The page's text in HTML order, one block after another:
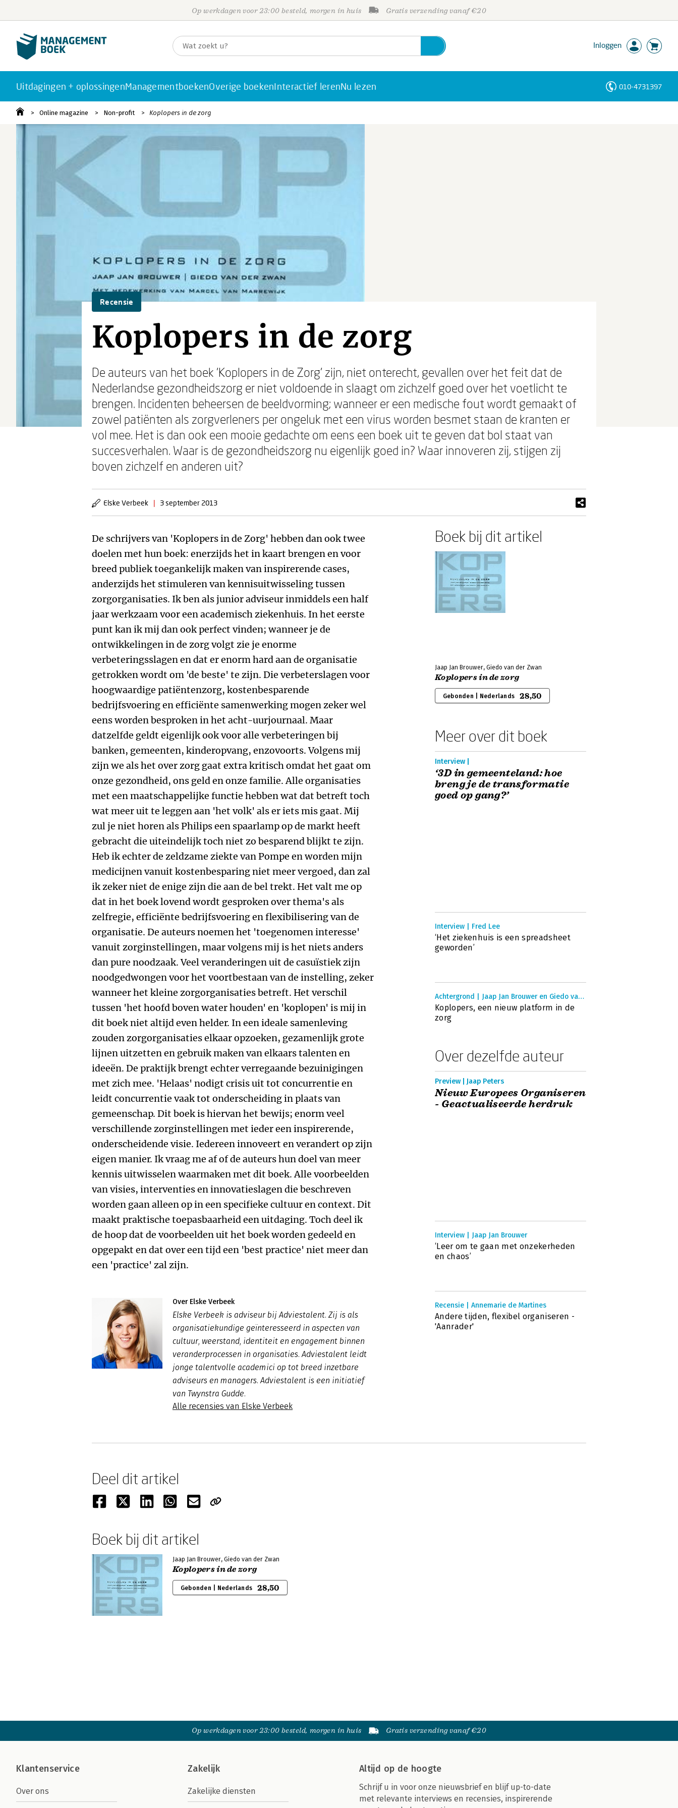
Op werkdagen voor 23:00 besteld, morgen in huis Gratis verzending vanaf €20
Inloggen
Uitdagingen + oplossingenManagementboekenOverige boekenInteractief lerenNu lezen 010-4731397
Online magazine Non-profit Koplopers in de zorg
Recensie
Koplopers in de zorg
De auteurs van het boek 'Koplopers in de Zorg' zijn, niet onterecht, gevallen over het feit dat de
Nederlandse gezondheidszorg er niet voldoende in slaagt om zichzelf goed over het voetlicht te
brengen. Incidenten beheersen de beeldvorming; wanneer er een medische fout wordt gemaakt of
zowel patiënten als zorgverleners per ongeluk met een virus worden besmet staan de kranten er
vol mee. Het is dan ook een mooie gedachte om eens een boek uit te geven dat bol staat van
succesverhalen. Waar is de gezondheidszorg nu eigenlijk goed in? Waar innoveren zij, stijgen zij
boven zichzelf en anderen uit?
Elske Verbeek | 3 september 2013
De schrijvers van 'Koplopers in de Zorg' hebben dan ook twee
doelen met hun boek: enerzijds het in kaart brengen en voor
breed publiek toegankelijk maken van inspirerende cases,
anderzijds het stimuleren van kennisuitwisseling tussen
zorgorganisaties. Ik ben als junior adviseur inmiddels een half
jaar werkzaam voor een academisch ziekenhuis. In het eerste
punt kan ik mij dan ook perfect vinden; wanneer je de
ontwikkelingen in de zorg volgt zie je enorme
verbeteringsslagen en dat er enorm hard aan de organisatie
getrokken wordt om 'de beste' te zijn. Die verbeterslagen voor
hoogwaardige patiëntenzorg, kostenbesparende
bedrijfsvoering en efficiënte samenwerking mogen zeker wel
eens worden besproken in het acht-uurjournaal. Maar
datzelfde geldt eigenlijk ook voor alle verbeteringen bij
banken, gemeenten, kinderopvang, enzovoorts. Volgens mij
zijn we als het over zorg gaat extra kritisch omdat het gaat om
onze gezondheid, ons geld en onze familie. Alle organisaties
met een maatschappelijke functie hebben wat dat betreft toch
wat meer uit te leggen aan 'het volk' als er iets mis gaat. Mij
zul je niet horen als Philips een spaarlamp op de markt heeft
gebracht die uiteindelijk toch niet zo besparend blijkt te zijn.
Heb ik echter de zeldzame ziekte van Pompe en worden mijn
medicijnen vanuit kostenbesparing niet meer vergoed, dan zal
ik zeker niet de enige zijn die aan de bel trekt. Het valt me op
dat in het boek lovend wordt gesproken over thema's als
zelfregie, efficiënte bedrijfsvoering en flexibilisering van de
organisatie. De auteurs noemen het 'toegenomen interesse'
vanuit zorginstellingen, maar volgens mij is het niets anders
dan pure noodzaak. Veel veranderingen uit de casuïstiek zijn
noodgedwongen voor het voortbestaan van de instelling, zeker
wanneer het kleine zorgorganisaties betreft. Het verschil
tussen 'het hoofd boven water houden' en 'koplopen' is mij in
dit boek niet altijd even helder. In een ideale samenleving
zouden zorgorganisaties elkaar opzoeken, gezamenlijk grote
lijnen uitzetten en gebruik maken van elkaars talenten en
ideeën. De praktijk brengt echter verregaande bezuinigingen
met zich mee. 'Helaas' nodigt crisis uit tot concurrentie en
leidt concurrentie vaak tot onderscheiding in plaats van
gemeenschap. Dit boek is hiervan het bewijs; enorm veel
verschillende zorginstellingen met ieder een inspirerende,
onderscheidende visie. Iedereen innoveert en verandert op zijn
eigen manier. Ik vraag me af of de auteurs hun doel van meer
kennis uitwisselen waarmaken met dit boek. Alle voorbeelden
van visies, interventies en innovatieslagen die beschreven
worden gaan alleen op in een specifieke cultuur en context. Dit
maakt praktische toepasbaarheid een uitdaging. Toch deel ik
de hoop dat de voorbeelden uit het boek worden gedeeld en
opgepakt en dat over een tijd een 'best practice' niet meer dan
een 'practice' zal zijn.
Over Elske Verbeek
Elske Verbeek is adviseur bij Adviestalent. Zij is als
organisatiekundige geïnteresseerd in aspecten van
cultuur, weerstand, identiteit en engagement binnen
veranderprocessen in organisaties. Adviestalent leidt
jonge talentvolle academici op tot breed inzetbare
adviseurs en managers. Adviestalent is een initiatief
van Twynstra Gudde.
Alle recensies van Elske Verbeek
Boek bij dit artikel
Jaap Jan Brouwer, Giedo van der Zwan
Koplopers in de zorg
Gebonden | Nederlands 28,50
Meer over dit boek
Interview |
‘3D in gemeenteland: hoe
breng je de transformatie
goed op gang?’
Interview | Fred Lee
‘Het ziekenhuis is een spreadsheet
geworden’
Achtergrond | Jaap Jan Brouwer en Giedo van der Zwan
Koplopers, een nieuw platform in de
zorg
Over dezelfde auteur
Preview | Jaap Peters
Nieuw Europees Organiseren
- Geactualiseerde herdruk
Interview | Jaap Jan Brouwer
‘Leer om te gaan met onzekerheden
en chaos’
Recensie | Annemarie de Martines
Andere tijden, flexibel organiseren -
'Aanrader'
Deel dit artikel
Boek bij dit artikel
Jaap Jan Brouwer, Giedo van der Zwan
Koplopers in de zorg
Gebonden | Nederlands 28,50
Op werkdagen voor 23:00 besteld, morgen in huis Gratis verzending vanaf €20
Klantenservice
Over ons
Zakelijk
Zakelijke diensten
Altijd op de hoogte
Schrijf u in voor onze nieuwsbrief en blijf up-to-date
met relevante interviews en recensies, inspirerende
Personen